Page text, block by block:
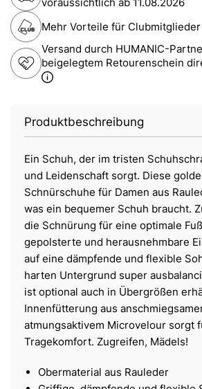
Mehr Vorteile für Clubmitglieder
Versand durch HUMANIC-
beigelegtem Retourenschein
Produktbeschreibung
Ein Schuh, der im tristen
und Leidenschaft sorgt. Diese
Schnürschuhe für Damen aus
was ein bequemer Schuh braucht.
die Schnürung für eine optimale
gepolsterte und herausnehmbare
auf eine dämpfende und flexible
harten Untergrund super
ist optional auch in Übergrößen
Innenfütterung aus
atmungsaktivem Microvelour sorgt
Tragekomfort. Zugreifen, Mädels!
Obermaterial aus Rauleder